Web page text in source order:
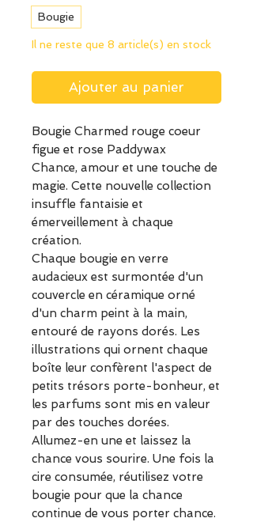
Bougie
Il ne reste que 8 article(s) en stock
Ajouter au panier
Bougie Charmed rouge coeur
figue et rose Paddywax
Chance, amour et une touche de
magie. Cette nouvelle collection
insuffle fantaisie et
émerveillement à chaque
création.
Chaque bougie en verre
audacieux est surmontée d'un
couvercle en céramique orné
d'un charm peint à la main,
entouré de rayons dorés. Les
illustrations qui ornent chaque
boîte leur confèrent l'aspect de
petits trésors porte-bonheur, et
les parfums sont mis en valeur
par des touches dorées.
Allumez-en une et laissez la
chance vous sourire. Une fois la
cire consumée, réutilisez votre
bougie pour que la chance
continue de vous porter chance.